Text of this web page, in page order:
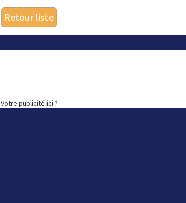
Retour liste
Votre publicité ici ?